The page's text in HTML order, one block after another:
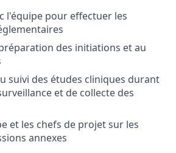
l'équipe pour effectuer les
des initiations et au
suivi des études cliniques durant
et de collecte des
et les chefs de projet sur les
annexes